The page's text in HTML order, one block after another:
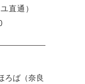
直通）
ろば（奈良